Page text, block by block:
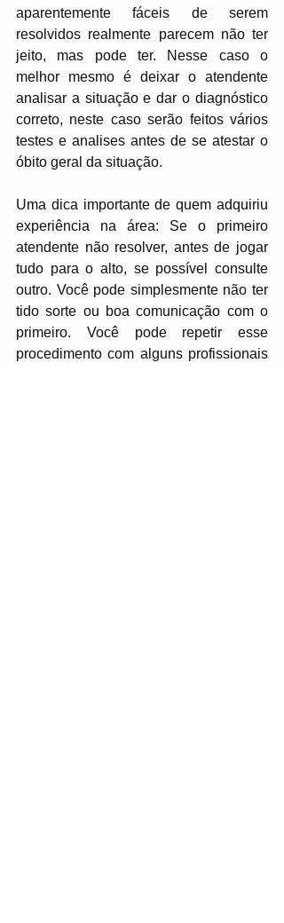
aparentemente fáceis de serem
resolvidos realmente parecem não ter
jeito, mas pode ter. Nesse caso o
melhor mesmo é deixar o atendente
analisar a situação e dar o diagnóstico
correto, neste caso serão feitos vários
testes e analises antes de se atestar o
óbito geral da situação.
Uma dica importante de quem adquiriu
experiência na área: Se o primeiro
atendente não resolver, antes de jogar
tudo para o alto, se possível consulte
outro. Você pode simplesmente não ter
tido sorte ou boa comunicação com o
primeiro. Você pode repetir esse
procedimento com alguns profissionais